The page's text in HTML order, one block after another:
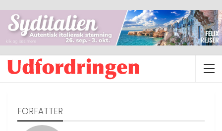
FORFATTER